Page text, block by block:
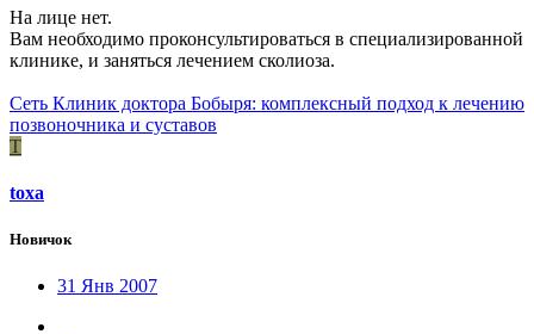
На лице нет.
Вам необходимо проконсультироваться в специализированной
клинике, и заняться лечением сколиоза.
Сеть Клиник доктора Бобыря: комплексный подход к лечению
позвоночника и суставов
T
toxa
Новичок
31 Янв 2007